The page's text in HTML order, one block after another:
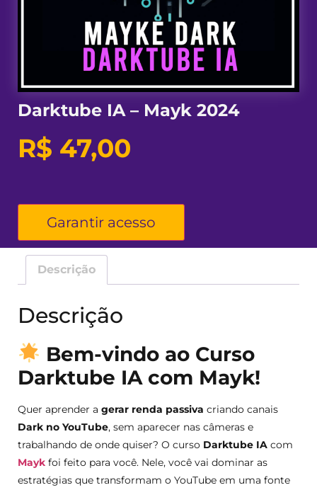
Darktube IA – Mayk 2024
R$ 47,00
Garantir acesso
Descrição
Descrição
Bem-vindo ao Curso
Darktube IA com Mayk!
Quer aprender a gerar renda passiva criando canais
Dark no YouTube, sem aparecer nas câmeras e
trabalhando de onde quiser? O curso Darktube IA com
Mayk foi feito para você. Nele, você vai dominar as
estratégias que transformam o YouTube em uma fonte